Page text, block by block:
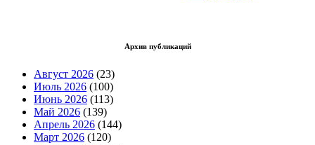
Архив публикаций
Август 2026 (23)
Июль 2026 (100)
Июнь 2026 (113)
Май 2026 (139)
Апрель 2026 (144)
Март 2026 (120)